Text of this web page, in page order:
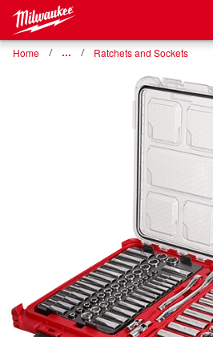
Home … Ratchets and Sockets